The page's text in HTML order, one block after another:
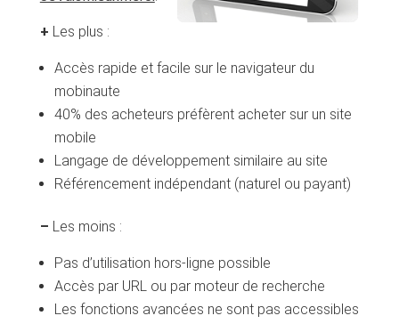
+ Les plus :
Accès rapide et facile sur le navigateur du
mobinaute
40% des acheteurs préfèrent acheter sur un site
mobile
Langage de développement similaire au site
Référencement indépendant (naturel ou payant)
– Les moins :
Pas d’utilisation hors-ligne possible
Accès par URL ou par moteur de recherche
Les fonctions avancées ne sont pas accessibles